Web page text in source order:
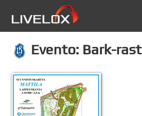
Evento: Bark-